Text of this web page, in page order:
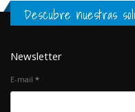
Descubre nuestras
Newsletter
E-mail *